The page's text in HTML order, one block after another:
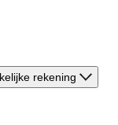
rekening